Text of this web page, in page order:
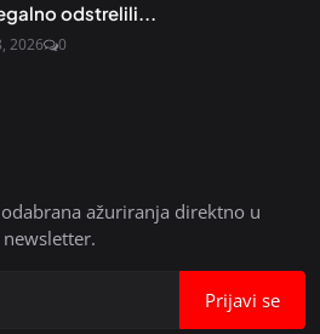
odstrelili...
2026 0
ažuriranja direktno u
Prijavi se